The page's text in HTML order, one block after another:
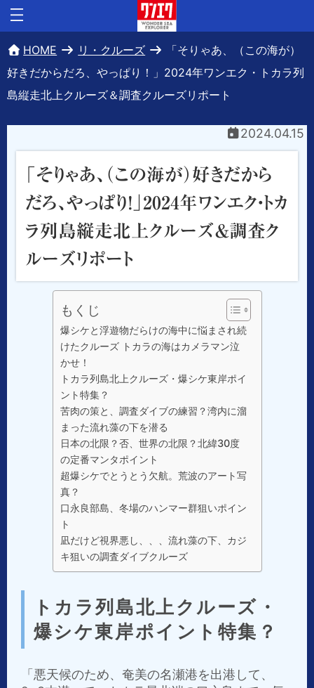
HOME リ・クルーズ
「そりゃあ、（この海が）
好きだからだろ、やっぱり！」2024年ワンエク・トカラ列
島縦走北上クルーズ＆調査クルーズリポート
2024.04.15
「そりゃあ、（この海が）好きだから
だろ、やっぱり！」2024年ワンエク・トカ
ラ列島縦走北上クルーズ＆調査ク
ルーズリポート
もくじ
爆シケと浮遊物だらけの海中に悩まされ続
けたクルーズ トカラの海はカメラマン泣
かせ！
トカラ列島北上クルーズ・爆シケ東岸ポイ
ント特集？
苦肉の策と、調査ダイブの練習？湾内に溜
まった流れ藻の下を潜る
日本の北限？否、世界の北限？北緯30度
の定番マンタポイント
超爆シケでとうとう欠航。荒波のアート写
真？
口永良部島、冬場のハンマー群狙いポイン
ト
凪だけど視界悪し、、、流れ藻の下、カジ
キ狙いの調査ダイブクルーズ
トカラ列島北上クルーズ・
爆シケ東岸ポイント特集？
「悪天候のため、奄美の名瀬港を出港して、